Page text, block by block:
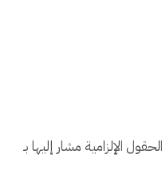
الحقول الإلزامية مشار إليها بـ